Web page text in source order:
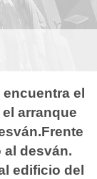
el
arranque
al desván.
edificio del